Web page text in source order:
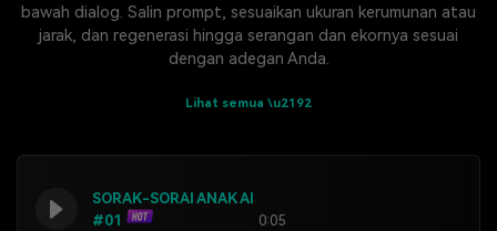
bawah dialog. Salin prompt, sesuaikan ukuran kerumunan atau
jarak, dan regenerasi hingga serangan dan ekornya sesuai
dengan adegan Anda.
Lihat semua \u2192
SORAK-SORAI ANAK AI
#01
0:05